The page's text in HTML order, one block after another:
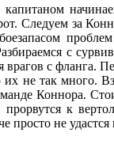
Следуем за
с
врагов с фланга.
не так много.
Коннора.
к
просто не